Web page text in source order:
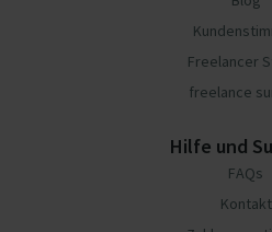
Freelancer
freelance
Hilfe und
FAQs
Kontakt